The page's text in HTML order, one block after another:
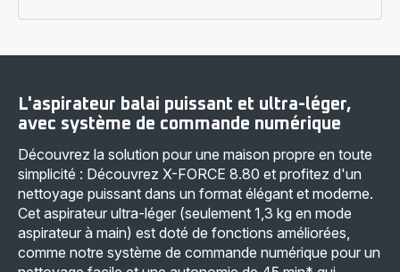
L'aspirateur balai puissant et ultra-léger,
avec système de commande numérique
Découvrez la solution pour une maison propre en toute
simplicité : Découvrez X-FORCE 8.80 et profitez d'un
nettoyage puissant dans un format élégant et moderne.
Cet aspirateur ultra-léger (seulement 1,3 kg en mode
aspirateur à main) est doté de fonctions améliorées,
comme notre système de commande numérique pour un